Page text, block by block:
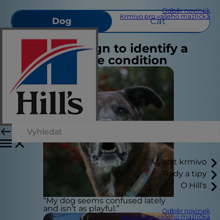
Odběr novinek
Krmivo pro vašeho mazlíčka
Vybrat krmivo
Rady a tipy
O Hill's
Odběr novinek
Krmivo pro vašeho mazlíčka
Hidden condition
checker
Common signs of health conditions are often
overlooked. Talk to your vet if you’ve noticed any
the behaviors or traits below.
Dog Cat
Select a sign to identify a
possible condition
“My dog seems confused lately
and isn’t as playful.”